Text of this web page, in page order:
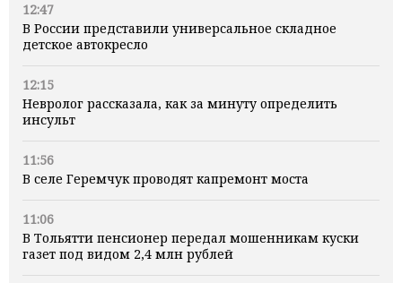
12:47
В России представили универсальное складное
детское автокресло
12:15
Невролог рассказала, как за минуту определить
инсульт
11:56
В селе Геремчук проводят капремонт моста
11:06
В Тольятти пенсионер передал мошенникам куски
газет под видом 2,4 млн рублей